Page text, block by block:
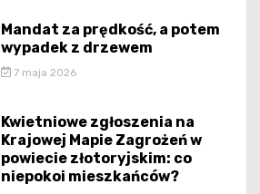
Mandat za prędkość, a potem
wypadek z drzewem
7 maja 2026
Kwietniowe zgłoszenia na
Krajowej Mapie Zagrożeń w
powiecie złotoryjskim: co
niepokoi mieszkańców?